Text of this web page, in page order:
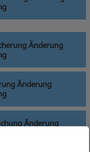
Änderung
Änderung
Änderung